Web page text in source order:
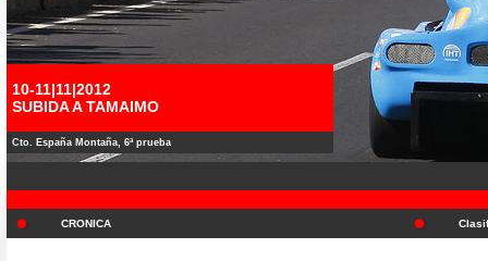
10-11|11|2012
SUBIDA A TAMAIMO
Cto. España Montaña, 6ª prueba
CRONICA